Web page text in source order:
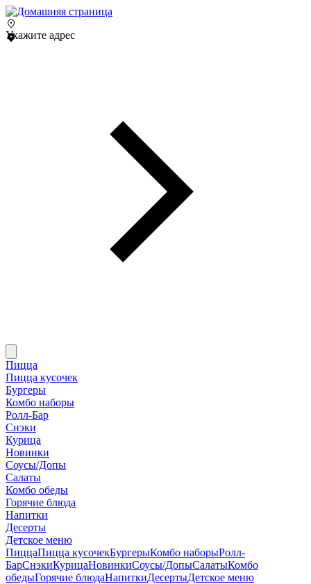
Укажите адрес
Пицца
Пицца кусочек
Бургеры
Комбо наборы
Ролл-Бар
Снэки
Курица
Новинки
Соусы/Допы
Салаты
Комбо обеды
Горячие блюда
Напитки
Десерты
Детское меню
ПиццаПицца кусочекБургерыКомбо наборыРолл-
БарСнэкиКурицаНовинкиСоусы/ДопыСалатыКомбо
обедыГорячие блюдаНапиткиДесертыДетское меню